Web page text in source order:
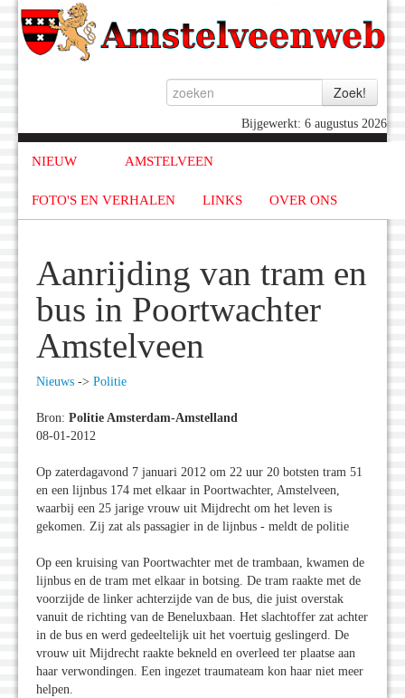
Bijgewerkt: 6 augustus 2026
NIEUW AMSTELVEEN
FOTO'S EN VERHALEN LINKS OVER ONS
Aanrijding van tram en
bus in Poortwachter
Amstelveen
Nieuws -> Politie
Bron: Politie Amsterdam-Amstelland
08-01-2012
Op zaterdagavond 7 januari 2012 om 22 uur 20 botsten tram 51
en een lijnbus 174 met elkaar in Poortwachter, Amstelveen,
waarbij een 25 jarige vrouw uit Mijdrecht om het leven is
gekomen. Zij zat als passagier in de lijnbus - meldt de politie
Op een kruising van Poortwachter met de trambaan, kwamen de
lijnbus en de tram met elkaar in botsing. De tram raakte met de
voorzijde de linker achterzijde van de bus, die juist overstak
vanuit de richting van de Beneluxbaan. Het slachtoffer zat achter
in de bus en werd gedeeltelijk uit het voertuig geslingerd. De
vrouw uit Mijdrecht raakte bekneld en overleed ter plaatse aan
haar verwondingen. Een ingezet traumateam kon haar niet meer
helpen.